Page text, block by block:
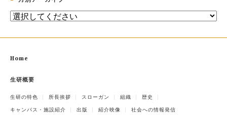
Home
生研概要
生研の特色 所長挨拶 スローガン 組織 歴史
キャンパス・施設紹介 出版 紹介映像 社会への情報発信